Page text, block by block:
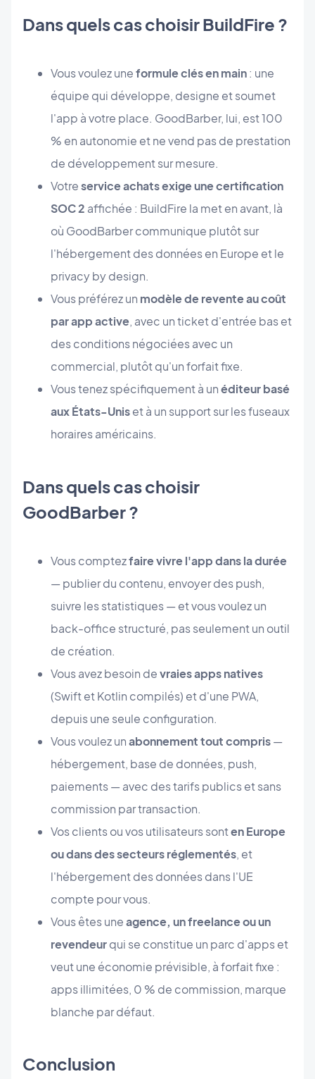
Dans quels cas choisir BuildFire ?
Vous voulez uneformule clés en main: une
équipe qui développe, designe et soumet
l'app à votre place. GoodBarber, lui, est 100
% en autonomie et ne vend pas de prestation
de développement sur mesure.
Votreservice achats exige une certification
SOC 2 affichée : BuildFire la met en avant, là
où GoodBarber communique plutôt sur
l'hébergement des données en Europe et le
privacy by design.
Vous préférez un modèle de revente au coût
par app active, avec un ticket d'entrée bas et
des conditions négociées avec un
commercial, plutôt qu'un forfait fixe.
Vous tenez spécifiquement à unéditeur basé
aux États-Uniset à un support sur les fuseaux
horaires américains.
Dans quels cas choisir
GoodBarber ?
Vous comptezfaire vivre l'app dans la durée
— publier du contenu, envoyer des push,
suivre les statistiques — et vous voulez un
back-office structuré, pas seulement un outil
de création.
Vous avez besoin devraies apps natives
(Swift et Kotlin compilés) et d'une PWA,
depuis une seule configuration.
Vous voulez unabonnement tout compris—
hébergement, base de données, push,
paiements — avec des tarifs publics et sans
commission par transaction.
Vos clients ou vos utilisateurs sonten Europe
ou dans des secteurs réglementés, et
l'hébergement des données dans l'UE
compte pour vous.
Vous êtes uneagence, un freelance ou un
revendeurqui se constitue un parc d'apps et
veut une économie prévisible, à forfait fixe :
apps illimitées, 0 % de commission, marque
blanche par défaut.
Conclusion